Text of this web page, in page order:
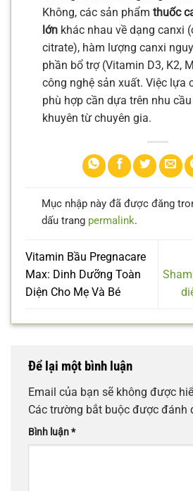
Không, các sản phẩm thuốc
lớn khác nhau về dạng canxi
citrate), hàm lượng canxi
phần bổ trợ (Vitamin D3, K2,
công nghệ sản xuất. Việc lựa
phù hợp cần dựa trên nhu
khuyên từ chuyên gia.
Mục nhập này đã được đăng
dấu trang permalink.
Vitamin Bầu Pregnacare
Max: Dinh Dưỡng Toàn
Diện Cho Mẹ Và Bé
Để lại một bình luận
Email của bạn sẽ không được
Các trường bắt buộc được đánh
Bình luận*